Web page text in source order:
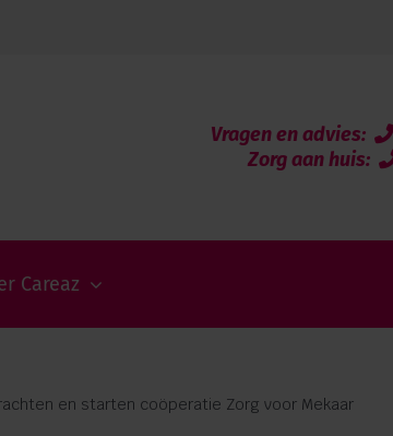
Vragen en advies:
Zorg aan huis:
Careaz
en starten coöperatie Zorg voor Mekaar